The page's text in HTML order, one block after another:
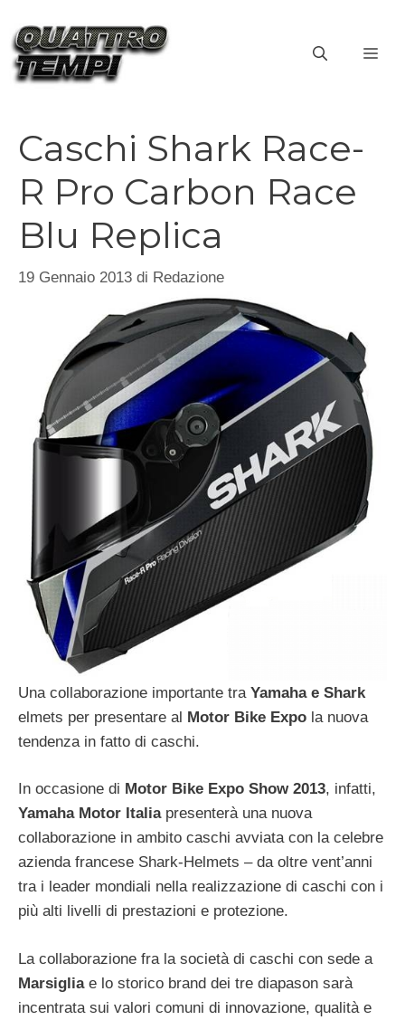
contenuto
Caschi Shark Race-
R Pro Carbon Race
Blu Replica
19 Gennaio 2013 di Redazione
Una collaborazione importante tra Yamaha e Shark
elmets per presentare al Motor Bike Expo la nuova
tendenza in fatto di caschi.
In occasione di Motor Bike Expo Show 2013, infatti,
Yamaha Motor Italiapresenterà una nuova
collaborazione in ambito caschi avviata con la celebre
azienda francese Shark-Helmets – da oltre vent’anni
tra i leader mondiali nella realizzazione di caschi con i
più alti livelli di prestazioni e protezione.
La collaborazione fra la società di caschi con sede a
Marsigliae lo storico brand dei tre diapason sarà
incentrata sui valori comuni di innovazione, qualità e